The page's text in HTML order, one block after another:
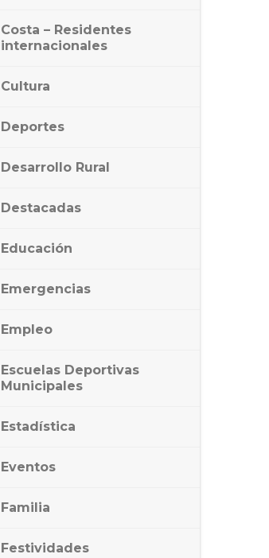
Costa – Residentes
internacionales
Cultura
Deportes
Desarrollo Rural
Destacadas
Educación
Emergencias
Empleo
Escuelas Deportivas
Municipales
Estadística
Eventos
Familia
Festividades